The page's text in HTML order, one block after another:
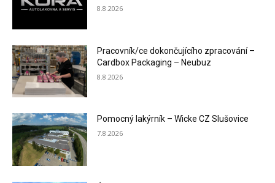
8.8.2026
Pracovník/ce dokončujícího zpracování –
Cardbox Packaging – Neubuz
8.8.2026
Pomocný lakýrník – Wicke CZ Slušovice
7.8.2026